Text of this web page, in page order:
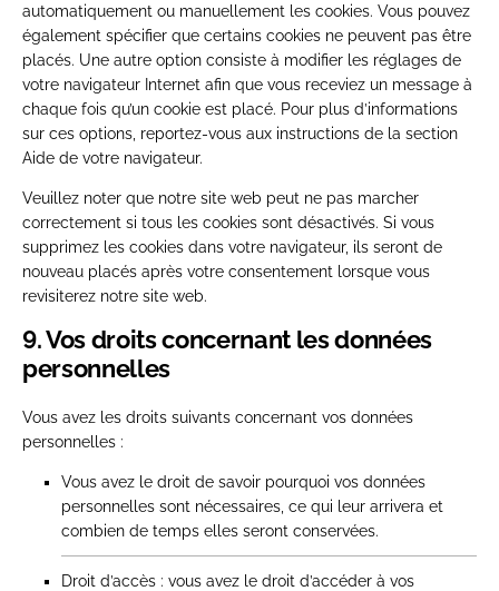
automatiquement ou manuellement les cookies. Vous pouvez
également spécifier que certains cookies ne peuvent pas être
placés. Une autre option consiste à modifier les réglages de
votre navigateur Internet afin que vous receviez un message à
chaque fois qu’un cookie est placé. Pour plus d’informations
sur ces options, reportez-vous aux instructions de la section
Aide de votre navigateur.
Veuillez noter que notre site web peut ne pas marcher
correctement si tous les cookies sont désactivés. Si vous
supprimez les cookies dans votre navigateur, ils seront de
nouveau placés après votre consentement lorsque vous
revisiterez notre site web.
9. Vos droits concernant les données
personnelles
Vous avez les droits suivants concernant vos données
personnelles :
Vous avez le droit de savoir pourquoi vos données
personnelles sont nécessaires, ce qui leur arrivera et
combien de temps elles seront conservées.
Droit d’accès : vous avez le droit d’accéder à vos